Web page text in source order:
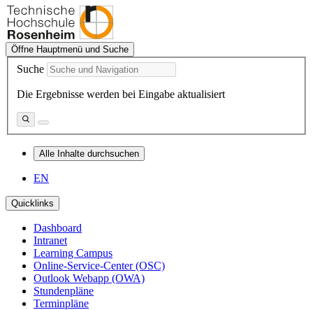
Öffne Hauptmenü und Suche
Suche
Die Ergebnisse werden bei Eingabe aktualisiert
Alle Inhalte durchsuchen
EN
Quicklinks
Dashboard
Intranet
Learning Campus
Online-Service-Center (OSC)
Outlook Webapp (OWA)
Stundenpläne
Terminpläne